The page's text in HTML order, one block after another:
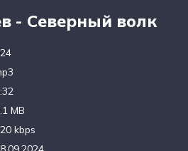
- Северный волк
MB
kbps